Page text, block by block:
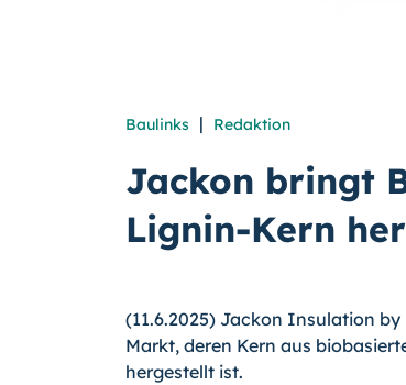
Baulinks | Redaktion
Jackon bringt
Lignin-Kern
(11.6.2025) Jackon Insulation
Markt, deren Kern aus
hergestellt ist.